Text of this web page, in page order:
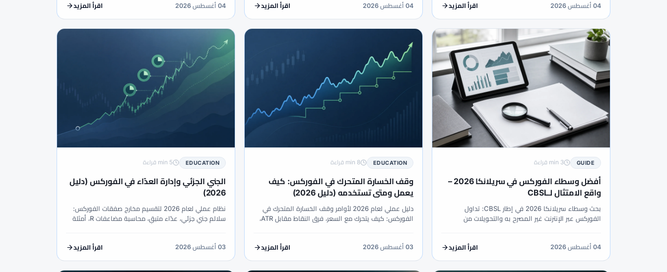
04 أغسطس 2026 اقرأ المزيد 04 أغسطس 2026 اقرأ المزيد 04 أغسطس 2026 اقرأ المزيد
GUIDE 3 min قراءة
أفضل وسطاء الفوركس في سريلانكا 2026 –
واقع الامتثال لـCBSL
بحث وسطاء سريلانكا 2026 في إطار CBSL: تداول
الفوركس عبر الإنترنت غير المصرح به والتحويلات من
04 أغسطس 2026 اقرأ المزيد
EDUCATION 8 min قراءة
وقف الخسارة المتحرك في الفوركس: كيف
يعمل ومتى تستخدمه (دليل 2026)
دليل عملي لعام 2026 لأوامر وقف الخسارة المتحرك في
الفوركس: كيف يتحرك مع السعر، فرق النقاط مقابل ATR،
03 أغسطس 2026 اقرأ المزيد
EDUCATION 5 min قراءة
الجني الجزئي وإدارة العدّاء في الفوركس (دليل
2026)
نظام عملي لعام 2026 لتقسيم مخارج صفقات الفوركس:
سلالم جني جزئي، عدّاء متبقٍ، محاسبة مضاعفات R، أمثلة
03 أغسطس 2026 اقرأ المزيد